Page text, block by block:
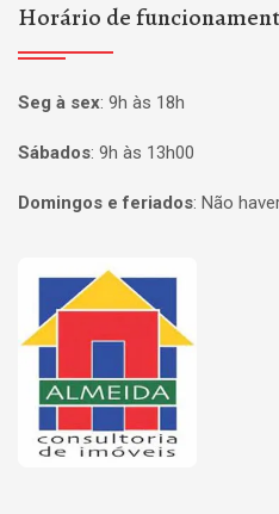
Horário de
Seg à sex: 9h às 18h
Sábados: 9h às 13h00
Domingos e feriados: Não
Página inicial